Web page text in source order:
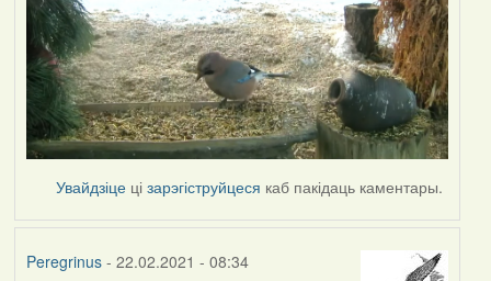
Увайдзіце цізарэгіструйцеся каб пакідаць каментары.
Peregrinus- 22.02.2021 - 08:34